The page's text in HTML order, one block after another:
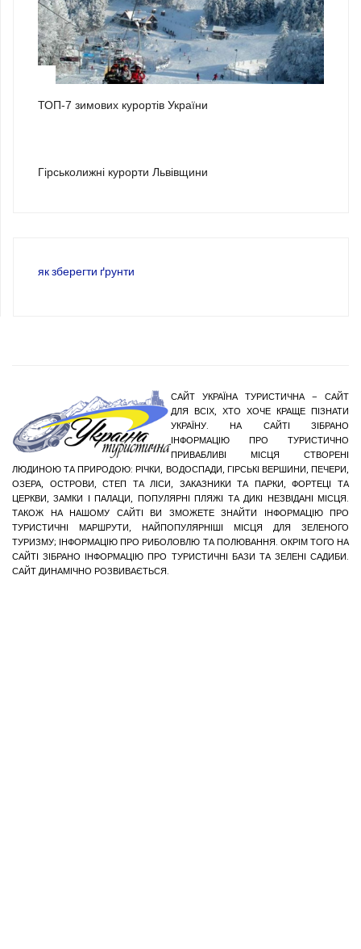
ТОП-7 зимових курортів України
Гірськолижні курорти Львівщини
як зберегти ґрунти
САЙТ УКРАЇНА ТУРИСТИЧНА – САЙТ
ДЛЯ ВСІХ, ХТО ХОЧЕ КРАЩЕ ПІЗНАТИ
УКРАЇНУ. НА САЙТІ ЗІБРАНО
ІНФОРМАЦІЮ ПРО ТУРИСТИЧНО
ПРИВАБЛИВІ МІСЦЯ СТВОРЕНІ
ЛЮДИНОЮ ТА ПРИРОДОЮ: РІЧКИ, ВОДОСПАДИ, ГІРСЬКІ ВЕРШИНИ, ПЕЧЕРИ,
ОЗЕРА, ОСТРОВИ, СТЕП ТА ЛІСИ, ЗАКАЗНИКИ ТА ПАРКИ, ФОРТЕЦІ ТА
ЦЕРКВИ, ЗАМКИ І ПАЛАЦИ, ПОПУЛЯРНІ ПЛЯЖІ ТА ДИКІ НЕЗВІДАНІ МІСЦЯ.
ТАКОЖ НА НАШОМУ САЙТІ ВИ ЗМОЖЕТЕ ЗНАЙТИ ІНФОРМАЦІЮ ПРО
ТУРИСТИЧНІ МАРШРУТИ, НАЙПОПУЛЯРНІШІ МІСЦЯ ДЛЯ ЗЕЛЕНОГО
ТУРИЗМУ; ІНФОРМАЦІЮ ПРО РИБОЛОВЛЮ ТА ПОЛЮВАННЯ. ОКРІМ ТОГО НА
САЙТІ ЗІБРАНО ІНФОРМАЦІЮ ПРО ТУРИСТИЧНІ БАЗИ ТА ЗЕЛЕНІ САДИБИ.
САЙТ ДИНАМІЧНО РОЗВИВАЄТЬСЯ.